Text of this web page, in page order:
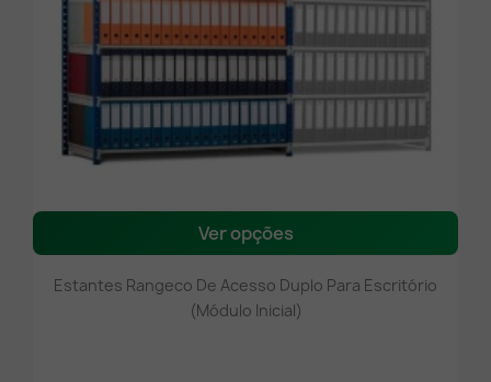
Ver opções
Estantes Rangeco De Acesso Duplo Para Escritório
(módulo Inicial)